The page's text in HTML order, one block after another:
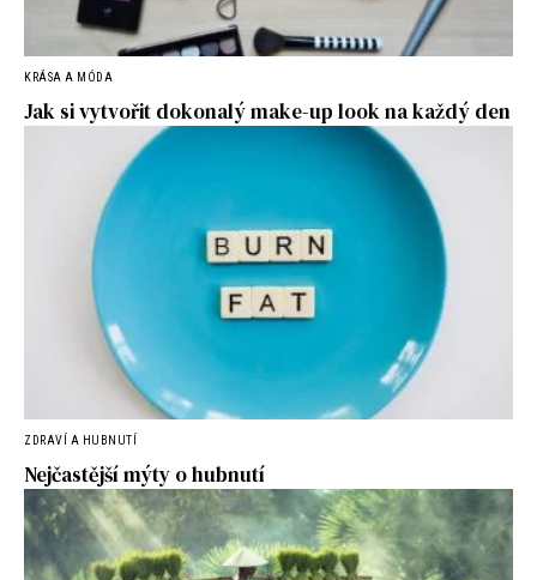
KRÁSA A MÓDA
Jak si vytvořit dokonalý make-up look na každý den
ZDRAVÍ A HUBNUTÍ
Nejčastější mýty o hubnutí